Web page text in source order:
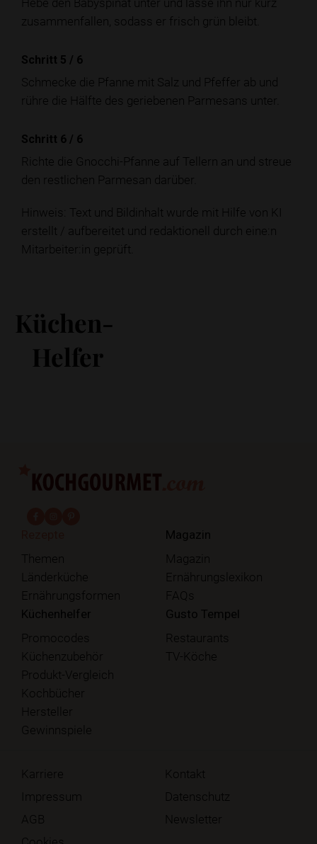
zusammenfallen, sodass er frisch grün bleibt.
Schritt 5 / 6
Schmecke die Pfanne mit Salz und Pfeffer ab und
rühre die Hälfte des geriebenen Parmesans unter.
Schritt 6 / 6
Richte die Gnocchi-Pfanne auf Tellern an und streue
den restlichen Parmesan darüber.
Hinweis: Text und Bildinhalt wurde mit Hilfe von KI
erstellt / aufbereitet und redaktionell durch eine:n
Mitarbeiter:in geprüft.
Küchen-
Helfer
Themen
Länderküche
Ernährungsformen
Magazin
Magazin
Ernährungslexikon
FAQs
Küchenhelfer
Promocodes
Küchenzubehör
Produkt-Vergleich
Kochbücher
Hersteller
Gewinnspiele
Gusto Tempel
Restaurants
TV-Köche
Karriere
Kontakt
Impressum
Datenschutz
AGB
Newsletter